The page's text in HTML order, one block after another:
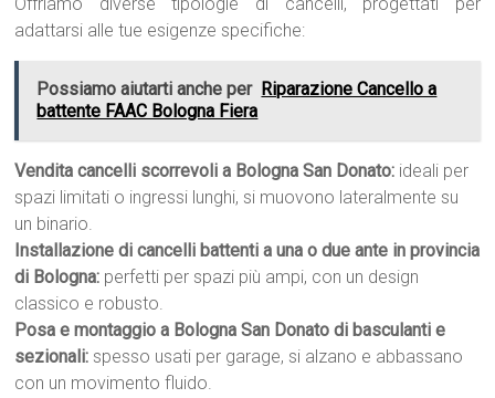
adattarsi alle tue esigenze specifiche:
Possiamo aiutarti anche per Riparazione Cancello a
battente FAAC Bologna Fiera
Vendita cancelli scorrevoli a Bologna San Donato: ideali per
spazi limitati o ingressi lunghi, si muovono lateralmente su
un binario.
Installazione di cancelli battenti a una o due ante in provincia
di Bologna: perfetti per spazi più ampi, con un design
classico e robusto.
Posa e montaggio a Bologna San Donato di basculanti e
sezionali: spesso usati per garage, si alzano e abbassano
con un movimento fluido.